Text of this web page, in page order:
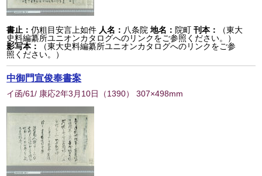
書止：仍粗目安言上如件 人名： 八条院 地名： 院町 刊本：
（東大
史料編纂所ユニオンカタログへのリンクをご参照ください。）
影写本：
（東大史料編纂所ユニオンカタログへのリンクをご参
照ください。）
中御門宣俊奉書案
イ函/61/ 康応2年3月10日 （1390） 307×498mm